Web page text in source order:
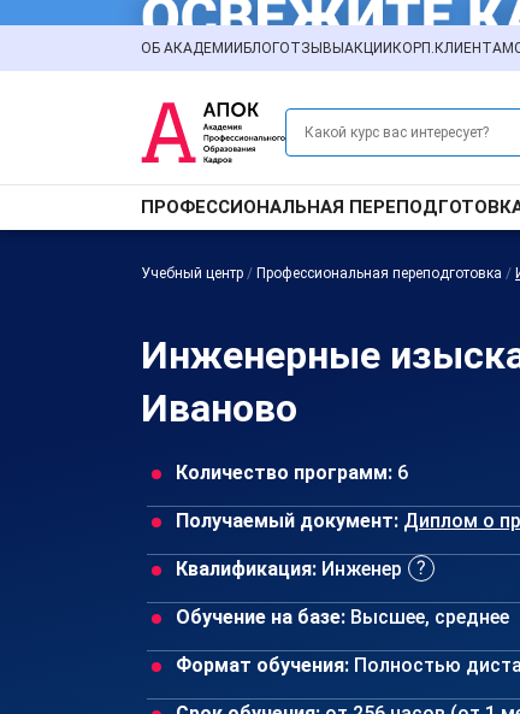
ОБ АКАДЕМИИ БЛОГОТЗЫВЫ АКЦИИ КОРП.КЛИЕНТАМ
ПРОФЕССИОНАЛЬНАЯ
Учебный центр / Профессиональная переподготовка /
Инженерные
Иваново
Количество программ: 6
Получаемый документ: Диплом о
Квалификация: Инженер
Обучение на базе: Высшее, среднее
Формат обучения: Полностью